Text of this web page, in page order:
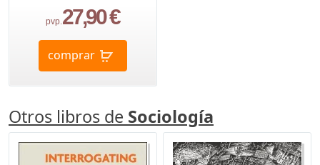
pvp.27,90 €
comprar
Otros libros de Sociología